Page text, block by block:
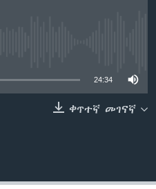
24:34
ቀጥተኛ መገናኛ